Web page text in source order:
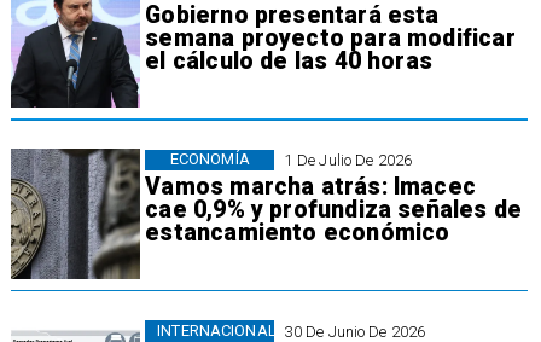
Gobierno presentará esta
semana proyecto para modificar
el cálculo de las 40 horas
1 De Julio De 2026
Vamos marcha atrás: Imacec
cae 0,9% y profundiza señales de
estancamiento económico
ECONOMÍA
30 De Junio De 2026
INTERNACIONAL